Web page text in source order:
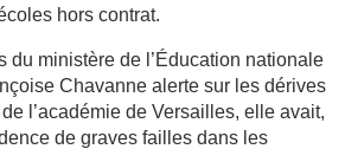
hors contrat.
du ministère de l’Éducation nationale
Chavanne alerte sur les dérives
l’académie de Versailles, elle avait,
de graves failles dans les